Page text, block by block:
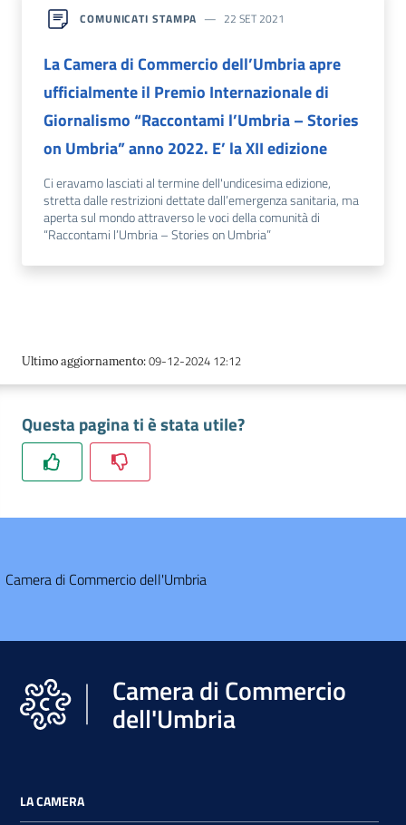
COMUNICATI STAMPA 22 SET 2021
La Camera di Commercio dell’Umbria apre
ufficialmente il Premio Internazionale di
Giornalismo “Raccontami l’Umbria – Stories
on Umbria” anno 2022. E’ la XII edizione
Ci eravamo lasciati al termine dell'undicesima edizione,
stretta dalle restrizioni dettate dall’emergenza sanitaria, ma
aperta sul mondo attraverso le voci della comunità di
“Raccontami l’Umbria – Stories on Umbria”
Ultimo aggiornamento:09-12-2024 12:12
Questa pagina ti è stata utile?
Camera di Commercio dell'Umbria
Camera di Commercio
dell'Umbria
LA CAMERA